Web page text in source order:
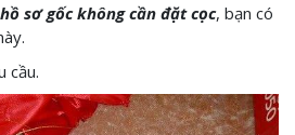
sơ gốc không cần đặt cọc, bạn có
cầu.